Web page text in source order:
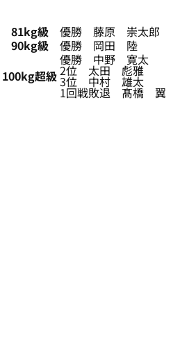
81kg級
優勝 藤原 崇太郎
90kg級
優勝 岡田 陸
100kg超級
優勝 中野 寛太
2位 太田 彪雅
3位 中村 雄太
1回戦敗退 髙橋 翼